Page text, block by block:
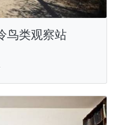
鸟类观察站